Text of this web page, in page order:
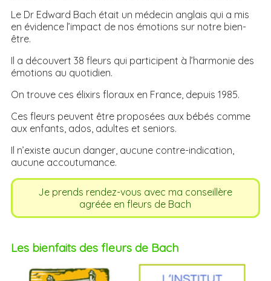
Le Dr Edward Bach était un médecin anglais qui a mis
en évidence l’impact de nos émotions sur notre bien-
être.
Il a découvert 38 fleurs qui participent à l’harmonie des
émotions au quotidien.
On trouve ces élixirs floraux en France, depuis 1985.
Ces fleurs peuvent être proposées aux bébés comme
aux enfants, ados, adultes et seniors.
Il n’existe aucun danger, aucune contre-indication,
aucune accoutumance.
Je prends rendez-vous avec ma conseillère
agréée en fleurs de Bach
Les bienfaits des fleurs de Bach